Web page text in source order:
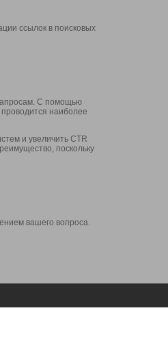
ссылок в поисковых
С помощью
наиболее
и увеличить CTR
поскольку
вашего вопроса.